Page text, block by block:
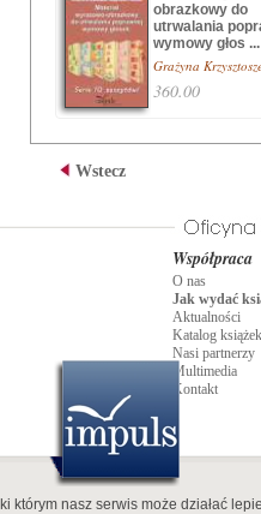
obrazkowy do
utrwalania
wymowy głos ...
Grażyna
360.00
Wstecz
Współpraca
O nas
Jak wydać
Aktualności
Katalog książek
Nasi partnerzy
Multimedia
Kontakt
którym nasz serwis może działać